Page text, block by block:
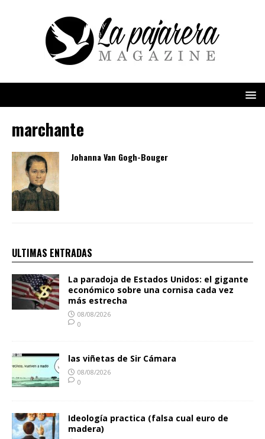
marchante
Johanna Van Gogh-Bouger
ULTIMAS ENTRADAS
La paradoja de Estados Unidos: el gigante
económico sobre una cornisa cada vez
más estrecha
08/08/2026
0
las viñetas de Sir Cámara
08/08/2026
0
Ideología practica (falsa cual euro de
madera)